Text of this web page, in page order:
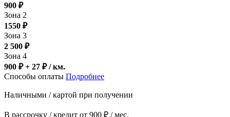
900 ₽
Зона 2
1550 ₽
Зона 3
2 500 ₽
Зона 4
900 ₽ + 27 ₽/ км.
Способы оплаты Подробнее
Наличными / картой при получении
В рассрочку / кредит от 900 ₽ / мес.